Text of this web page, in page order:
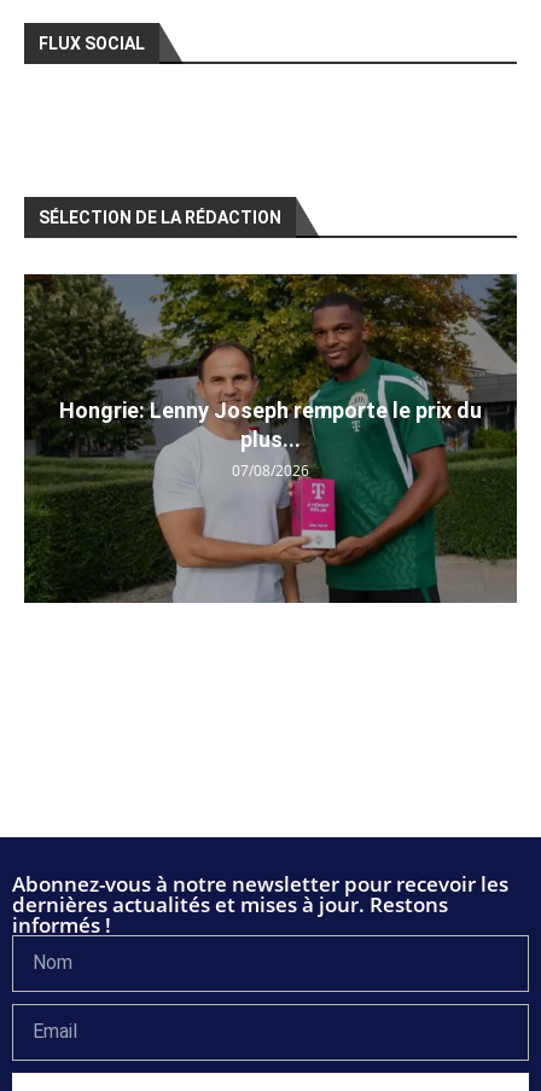
FLUX SOCIAL
SÉLECTION DE LA RÉDACTION
Hongrie: Lenny Joseph remporte le prix du
plus...
07/08/2026
Abonnez-vous à notre newsletter pour recevoir les
dernières actualités et mises à jour. Restons
informés !